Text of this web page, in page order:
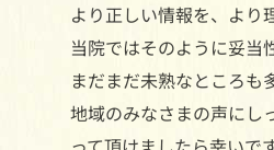
より正しい情報を、より
当院ではそのように妥当
まだまだ未熟なところも
地域のみなさまの声にし